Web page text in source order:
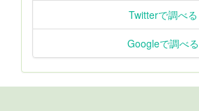
Twitterで調べる
Googleで調べる